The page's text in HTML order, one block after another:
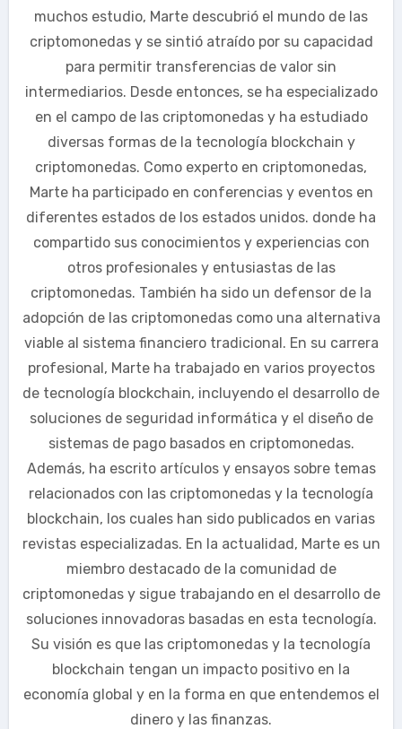
muchos estudio, Marte descubrió el mundo de las
criptomonedas y se sintió atraído por su capacidad
para permitir transferencias de valor sin
intermediarios. Desde entonces, se ha especializado
en el campo de las criptomonedas y ha estudiado
diversas formas de la tecnología blockchain y
criptomonedas. Como experto en criptomonedas,
Marte ha participado en conferencias y eventos en
diferentes estados de los estados unidos. donde ha
compartido sus conocimientos y experiencias con
otros profesionales y entusiastas de las
criptomonedas. También ha sido un defensor de la
adopción de las criptomonedas como una alternativa
viable al sistema financiero tradicional. En su carrera
profesional, Marte ha trabajado en varios proyectos
de tecnología blockchain, incluyendo el desarrollo de
soluciones de seguridad informática y el diseño de
sistemas de pago basados en criptomonedas.
Además, ha escrito artículos y ensayos sobre temas
relacionados con las criptomonedas y la tecnología
blockchain, los cuales han sido publicados en varias
revistas especializadas. En la actualidad, Marte es un
miembro destacado de la comunidad de
criptomonedas y sigue trabajando en el desarrollo de
soluciones innovadoras basadas en esta tecnología.
Su visión es que las criptomonedas y la tecnología
blockchain tengan un impacto positivo en la
economía global y en la forma en que entendemos el
dinero y las finanzas.